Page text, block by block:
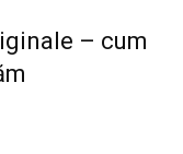
– cum